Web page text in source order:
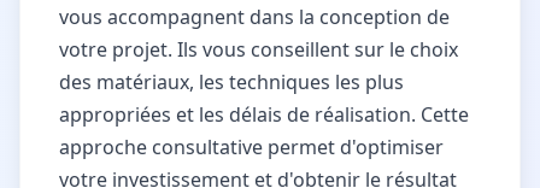
vous accompagnent dans la conception de
votre projet. Ils vous conseillent sur le choix
des matériaux, les techniques les plus
appropriées et les délais de réalisation. Cette
approche consultative permet d'optimiser
votre investissement et d'obtenir le résultat